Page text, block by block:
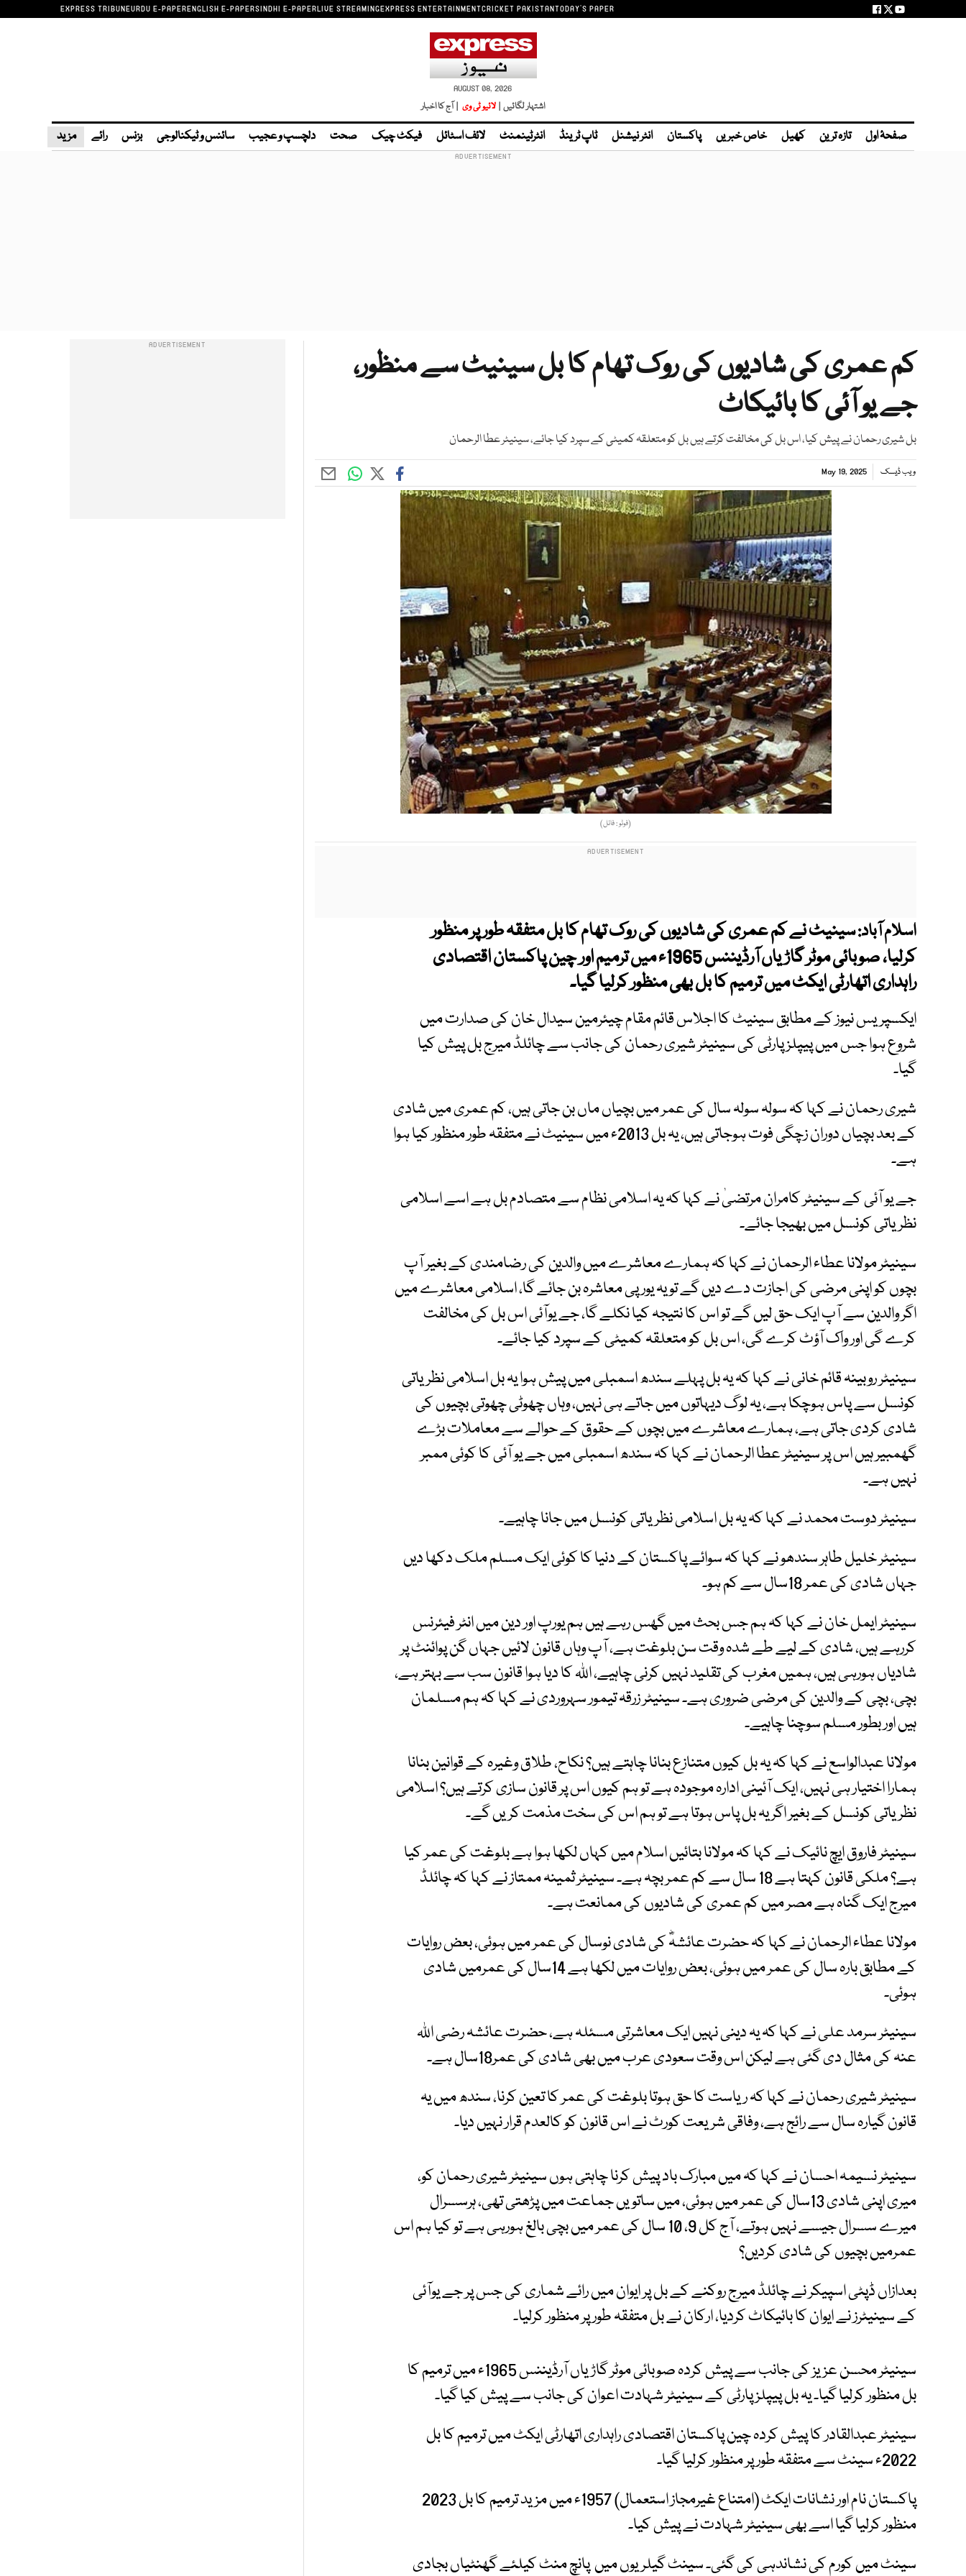
EXPRESS TRIBUNEURDU E-PAPERENGLISH E-PAPERSINDHI E-PAPERLIVE STREAMINGEXPRESS ENTERTAINMENTCRICKET PAKISTANTODAY'S PAPER
AUGUST 08, 2026
اشتہار لگائیں | لائیو ٹی وی | آج کا اخبار
صفحۂ اول تازہ ترین کھیل خاص خبریں پاکستان انٹر نیشنل ٹاپ ٹرینڈ انٹرٹینمنٹ لائف اسٹائل فیکٹ چیک صحت دلچسپ و عجیب سائنس و ٹیکنالوجی بزنس رائے مزید
کم عمری کی شادیوں کی روک تھام کا بل سینیٹ سے منظور،
جے یو آئی کا بائیکاٹ
بل شیری رحمان نے پیش کیا، اس بل کی مخالفت کرتے ہیں بل کو متعلقہ کمیٹی کے سپرد کیا جائے، سینیٹر عطا الرحمان
ویب ڈیسک May 19, 2025
(فوٹو : فائل)
اسلام آباد:سینیٹ نے کم عمری کی شادیوں کی روک تھام کا بل متفقہ طور پر منظور
کرلیا، صوبائی موٹر گاڑیاں آرڈیننس 1965ء میں ترمیم اور چین پاکستان اقتصادی
راہداری اتھارٹی ایکٹ میں ترمیم کا بل بھی منظور کرلیا گیا۔
ایکسپریس نیوز کے مطابق سینیٹ کا اجلاس قائم مقام چیئرمین سیدال خان کی صدارت میں
شروع ہوا جس میں پیپلز پارٹی کی سینیٹر شیری رحمان کی جانب سے چائلڈ میرج بل پیش کیا
گیا۔
شیری رحمان نے کہا کہ سولہ سولہ سال کی عمر میں بچیاں ماں بن جاتی ہیں، کم عمری میں شادی
کے بعد بچیاں دوران زچگی فوت ہوجاتی ہیں، یہ بل 2013ء میں سینیٹ نے متفقہ طور منظور کیا ہوا
ہے۔
جے یو آئی کے سینیٹر کامران مرتضیٰ نے کہا کہ یہ اسلامی نظام سے متصادم بل ہے اسے اسلامی
نظریاتی کونسل میں بھیجا جائے۔
سینیٹر مولانا عطاء الرحمان نے کہا کہ ہمارے معاشرے میں والدین کی رضامندی کے بغیر آپ
بچوں کو اپنی مرضی کی اجازت دے دیں گے تو یہ یورپی معاشرہ بن جائے گا، اسلامی معاشرے میں
اگر والدین سے آپ ایک حق لیں گے تو اس کا نتیجہ کیا نکلے گا، جے یوآئی اس بل کی مخالفت
کرے گی اور واک آؤٹ کرے گی، اس بل کو متعلقہ کمیٹی کے سپرد کیا جائے۔
سینیٹر روبینہ قائم خانی نے کہا کہ یہ بل پہلے سندھ اسمبلی میں پیش ہوا یہ بل اسلامی نظریاتی
کونسل سے پاس ہوچکا ہے، یہ لوگ دیہاتوں میں جاتے ہی نہیں، وہاں چھوٹی چھوتی بچیوں کی
شادی کردی جاتی ہے، ہمارے معاشرے میں بچوں کے حقوق کے حوالے سے معاملات بڑے
گھمبیر ہیں اس پر سینیٹر عطا الرحمان نے کہا کہ سندھ اسمبلی میں جے یو آئی کا کوئی ممبر
نہیں ہے۔
سینیٹر دوست محمد نے کہا کہ یہ بل اسلامی نظریاتی کونسل میں جانا چاہیے۔
سینیٹر خلیل طاہر سندھو نے کہا کہ سوائے پاکستان کے دنیا کا کوئی ایک مسلم ملک دکھا دیں
جہاں شادی کی عمر 18سال سے کم ہو۔
سینیٹر ایمل خان نے کہا کہ ہم جس بحث میں گھس رہے ہیں ہم یورپ اور دین میں انٹر فیئرنس
کررہے ہیں، شادی کے لیے طے شدہ وقت سن بلوغت ہے، آپ وہاں قانون لائیں جہاں گن پوائنٹ پر
شادیاں ہورہی ہیں، ہمیں مغرب کی تقلید نہیں کرنی چاہیے، اللہ کا دیا ہوا قانون سب سے بہتر ہے،
بچی، بچی کے والدین کی مرضی ضروری ہے۔ سینیٹر زرقہ تیمور سہروردی نے کہا کہ ہم مسلمان
ہیں اور بطور مسلم سوچنا چاہیے۔
مولانا عبدالواسع نے کہا کہ یہ بل کیوں متنازع بنانا چاہتے ہیں؟ نکاح، طلاق وغیرہ کے قوانین بنانا
ہمارا اختیار ہی نہیں، ایک آئینی ادارہ موجودہ ہے تو ہم کیوں اس پر قانون سازی کرتے ہیں؟ اسلامی
نظریاتی کونسل کے بغیر اگر یہ بل پاس ہوتا ہے تو ہم اس کی سخت مذمت کریں گے۔
سینیٹر فاروق ایچ نائیک نے کہا کہ مولانا بتائیں اسلام میں کہاں لکھا ہوا ہے بلوغت کی عمر کیا
ہے؟ ملکی قانون کہتا ہے 18 سال سے کم عمر بچہ ہے۔ سینیٹر ثمینہ ممتاز نے کہا کہ چائلڈ
میرج ایک گناہ ہے مصر میں کم عمری کی شادیوں کی ممانعت ہے۔
مولانا عطاء الرحمان نے کہا کہ حضرت عائشہؓ کی شادی نوسال کی عمر میں ہوئی، بعض روایات
کے مطابق بارہ سال کی عمر میں ہوئی، بعض روایات میں لکھا ہے 14سال کی عمرمیں شادی
ہوئی۔
سینیٹر سرمد علی نے کہا کہ یہ دینی نہیں ایک معاشرتی مسئلہ ہے، حضرت عائشہ رضی اللہ
عنہ کی مثال دی گئی ہے لیکن اس وقت سعودی عرب میں بھی شادی کی عمر18سال ہے۔
سینیٹر شیری رحمان نے کہا کہ ریاست کا حق ہوتا بلوغت کی عمر کا تعین کرنا، سندھ میں یہ
قانون گیارہ سال سے رائج ہے، وفاقی شریعت کورٹ نے اس قانون کو کالعدم قرار نہیں دیا۔
سینیٹر نسیمہ احسان نے کہا کہ میں مبارک باد پیش کرنا چاہتی ہوں سینیٹر شیری رحمان کو،
میری اپنی شادی 13سال کی عمر میں ہوئی، میں ساتویں جماعت میں پڑھتی تھی، ہرسسرال
میرے سسرال جیسے نہیں ہوتے، آج کل 9، 10 سال کی عمر میں بچی بالغ ہورہی ہے تو کیا ہم اس
عمرمیں بچیوں کی شادی کردیں؟
بعدازاں ڈپٹی اسپیکر نے چائلڈ میرج روکنے کے بل پر ایوان میں رائے شماری کی جس پر جے یوآئی
کے سینیٹرز نے ایوان کا بائیکاٹ کردیا، ارکان نے بل متفقہ طور پر منظور کرلیا۔
سینیٹر محسن عزیز کی جانب سے پیش کردہ صوبائی موٹر گاڑیاں آرڈیننس 1965ء میں ترمیم کا
بل منظور کرلیا گیا۔ یہ بل پیپلز پارٹی کے سینیٹر شہادت اعوان کی جانب سے پیش کیا گیا۔
سینیٹر عبدالقادر کا پیش کردہ چین پاکستان اقتصادی راہداری اتھارٹی ایکٹ میں ترمیم کا بل
2022ء سینٹ سے متفقہ طور پر منظور کرلیا گیا۔
پاکستان نام اور نشانات ایکٹ (امتناع غیرمجاز استعمال) 1957ء میں مزید ترمیم کا بل 2023
منظور کرلیا گیا اسے بھی سینیٹر شہادت نے پیش کیا۔
سینٹ میں کورم کی نشاندہی کی گئی۔ سینٹ گیلریوں میں پانچ منٹ کیلئے گھنٹیاں بجادی